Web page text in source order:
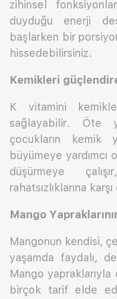
zihinsel
duyduğu enerji
başlarken bir
hissedebilirsiniz.
Kemikleri
K vitamini
sağlayabilir. Öte
çocukların kemik
büyümeye yardımcı
düşürmeye
rahatsızlıklarına
Mango
Mangonun kendisi,
yaşamda faydalı,
Mango
birçok tarif elde